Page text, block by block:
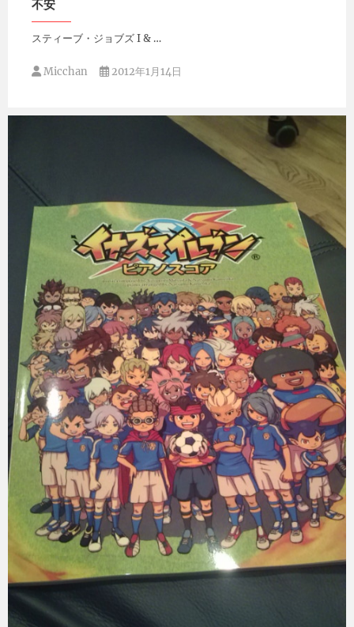
不安
スティーブ・ジョブズ I & …
Micchan 2012年1月14日